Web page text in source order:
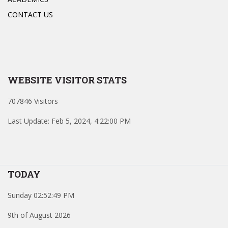
CONTACT US
WEBSITE VISITOR STATS
707846 Visitors
Last Update: Feb 5, 2024, 4:22:00 PM
TODAY
Sunday 02:52:49 PM
9th of August 2026